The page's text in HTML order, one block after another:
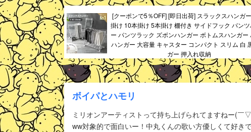
[クーポンで5％OFF] [即日出荷] スラックスハンガ
掛け 10本掛け 5本掛け 棚付き サイドフック パン
ー パンツラック ズボンハンガー ボトムスハンガー
ハンガー 大容量 キャスター コンパクト スリム 白
ガー 押入れ収納
ボイパとハモリ
ミリオンアーティストって持ち上げられてますねー(
ww対象的で面白いー！中丸くんの歌い方優しくて好き